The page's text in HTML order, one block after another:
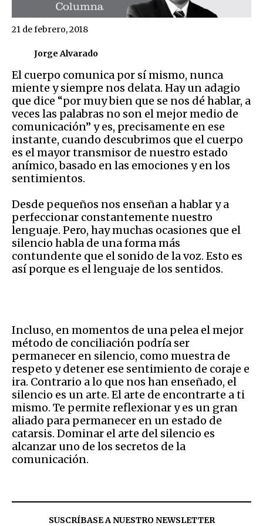
Jorge Alvarado
21 de febrero, 2018
El cuerpo comunica por sí mismo, nunca
miente y siempre nos delata. Hay un adagio
que dice “por muy bien que se nos dé hablar, a
veces las palabras no son el mejor medio de
comunicación” y es, precisamente en ese
instante, cuando descubrimos que el cuerpo
es el mayor transmisor de nuestro estado
anímico, basado en las emociones y en los
sentimientos.
Desde pequeños nos enseñan a hablar y a
perfeccionar constantemente nuestro
lenguaje. Pero, hay muchas ocasiones que el
silencio habla de una forma más
contundente que el sonido de la voz. Esto es
así porque es el lenguaje de los sentidos.
Incluso, en momentos de una pelea el mejor
método de conciliación podría ser
permanecer en silencio, como muestra de
respeto y detener ese sentimiento de coraje e
ira. Contrario a lo que nos han enseñado, el
silencio es un arte. El arte de encontrarte a ti
mismo. Te permite reflexionar y es un gran
aliado para permanecer en un estado de
catarsis. Dominar el arte del silencio es
alcanzar uno de los secretos de la
comunicación.
SUSCRÍBASE A NUESTRO NEWSLETTER